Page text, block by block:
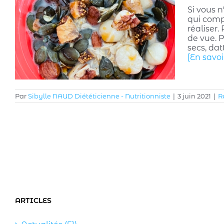
Si vous
qui
réaliser.
de vue.
secs,
[En
ParSibylle NAUD Diététicienne - Nutritionniste | 3 juin 2021 |
ARTICLES